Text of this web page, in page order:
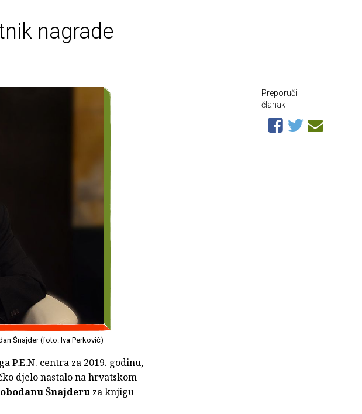
nagrade
Šnajder (foto: Iva Perković)
P.E.N. centra za 2019. godinu,
djelo nastalo na hrvatskom
Šnajderu za knjigu
Preporuči
članak